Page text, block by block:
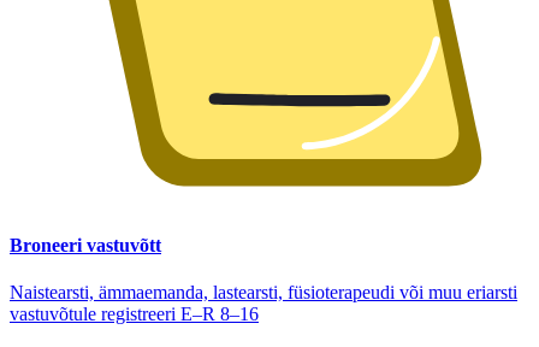
Broneeri vastuvõtt
Naistearsti, ämmaemanda, lastearsti, füsioterapeudi või muu eriarsti
vastuvõtule registreeri E–R 8–16